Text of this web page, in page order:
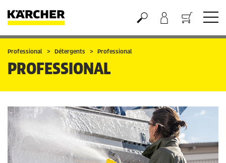
Panier
Professional Détergents Professional
PROFESSIONAL